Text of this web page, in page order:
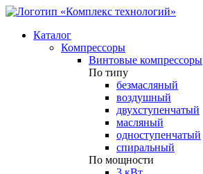
Каталог
Компрессоры
Винтовые компрессоры
По типу
безмасляный
воздушный
двухступенчатый
масляный
одноступенчатый
спиральный
По мощности